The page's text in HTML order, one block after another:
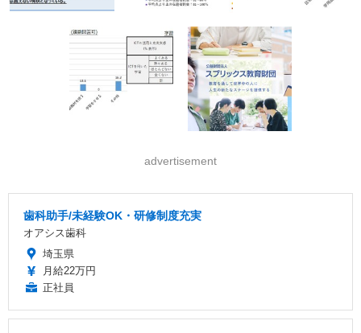
advertisement
歯科助手/未経験OK・研修制度充実
オアシス歯科
埼玉県
月給22万円
正社員